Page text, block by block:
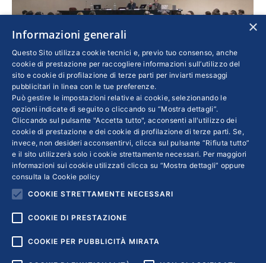
Mastrojeni “La sostenibilità conviene”
Imprese Di 18 Marzo 2019
Grammenos Mastrojeni ospite della Piccola
Industria di Bari e BAT. Un personaggio
significativo nell’ambito della sfida per la
sostenibilità delle Pmi
×
Informazioni generali
Questo Sito utilizza cookie tecnici e, previo tuo consenso, anche
cookie di prestazione per raccogliere informazioni sull’utilizzo del
sito e cookie di profilazione di terze parti per inviarti messaggi
pubblicitari in linea con le tue preferenze.
Può gestire le impostazioni relative ai cookie, selezionando le
opzioni indicate di seguito o cliccando su “Mostra dettagli”.
Cliccando sul pulsante "Accetta tutto", acconsenti all'utilizzo dei
cookie di prestazione e dei cookie di profilazione di terze parti. Se,
invece, non desideri acconsentirvi, clicca sul pulsante “Rifiuta tutto”
e il sito utilizzerà solo i cookie strettamente necessari. Per maggiori
informazioni sui cookie utilizzati clicca su “Mostra dettagli” oppure
consulta la Cookie policy
COOKIE STRETTAMENTE NECESSARI
COOKIE DI PRESTAZIONE
COOKIE PER PUBBLICITÀ MIRATA